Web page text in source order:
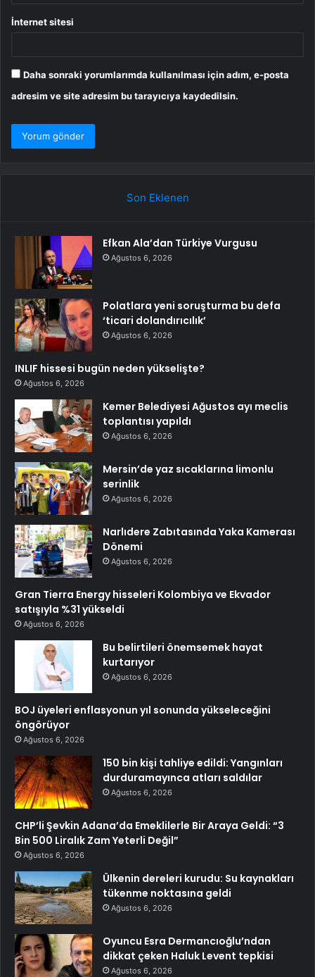
İnternet sitesi
Daha sonraki yorumlarımda kullanılması için adım, e-posta
adresim ve site adresim bu tarayıcıya kaydedilsin.
Son Eklenen
Efkan Ala’dan Türkiye Vurgusu
Ağustos 6, 2026
Polatlara yeni soruşturma bu defa
‘ticari dolandırıcılık’
Ağustos 6, 2026
INLIF hissesi bugün neden yükselişte?
Ağustos 6, 2026
Kemer Belediyesi Ağustos ayı meclis
toplantısı yapıldı
Ağustos 6, 2026
Mersin’de yaz sıcaklarına limonlu
serinlik
Ağustos 6, 2026
Narlıdere Zabıtasında Yaka Kamerası
Dönemi
Ağustos 6, 2026
Gran Tierra Energy hisseleri Kolombiya ve Ekvador
satışıyla %31 yükseldi
Ağustos 6, 2026
Bu belirtileri önemsemek hayat
kurtarıyor
Ağustos 6, 2026
BOJ üyeleri enflasyonun yıl sonunda yükseleceğini
öngörüyor
Ağustos 6, 2026
150 bin kişi tahliye edildi: Yangınları
durduramayınca atları saldılar
Ağustos 6, 2026
CHP’li Şevkin Adana’da Emeklilerle Bir Araya Geldi: “3
Bin 500 Liralık Zam Yeterli Değil”
Ağustos 6, 2026
Ülkenin dereleri kurudu: Su kaynakları
tükenme noktasına geldi
Ağustos 6, 2026
Oyuncu Esra Dermancıoğlu’ndan
dikkat çeken Haluk Levent tepkisi
Ağustos 6, 2026